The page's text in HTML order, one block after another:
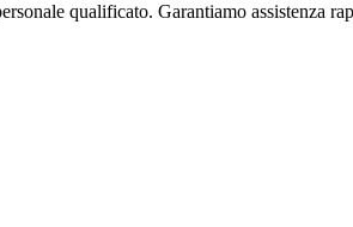
qualificato. Garantiamo assistenza